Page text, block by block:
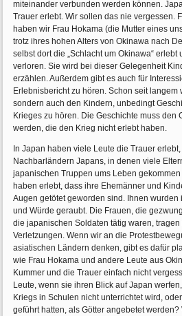
miteinander verbunden werden können.
Trauer erlebt. Wir sollen das nie vergessen.
haben wir Frau Hokama (die Mutter eines
trotz ihres hohen Alters von Okinawa nach
selbst dort die „Schlacht um Okinawa“ erlebt
verloren. Sie wird bei dieser Gelegenheit
erzählen. Außerdem gibt es auch für
Erlebnisbericht zu hören. Schon seit langem
sondern auch den Kindern, unbedingt
Krieges zu hören. Die Geschichte muss den
werden, die den Krieg nicht erlebt haben.
In Japan haben viele Leute die Trauer
Nachbarländern Japans, in denen viele
japanischen Truppen ums Leben
haben erlebt, dass ihre Ehemänner und
Augen getötet geworden sind. Ihnen wurden
und Würde geraubt. Die Frauen, die
die japanischen Soldaten tätig waren, tragen
Verletzungen. Wenn wir an die
asiatischen Ländern denken, gibt es dafür
wie Frau Hokama und andere Leute aus
Kummer und die Trauer einfach nicht
Leute, wenn sie ihren Blick auf Japan
Kriegs in Schulen nicht unterrichtet wird,
geführt hatten, als Götter angebetet